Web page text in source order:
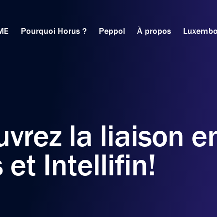
Pourquoi Horus ? Peppol À propos
la liaison
et Intellifin!